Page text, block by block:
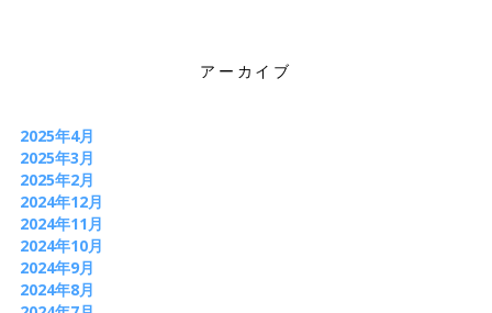
アーカイブ
2025年4月
2025年3月
2025年2月
2024年12月
2024年11月
2024年10月
2024年9月
2024年8月